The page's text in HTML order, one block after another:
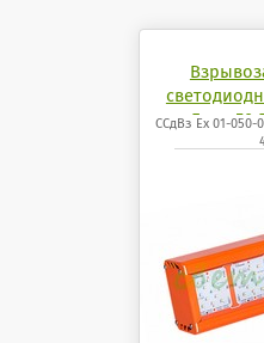
Бриз 50
ССдВз Ех 01-050-